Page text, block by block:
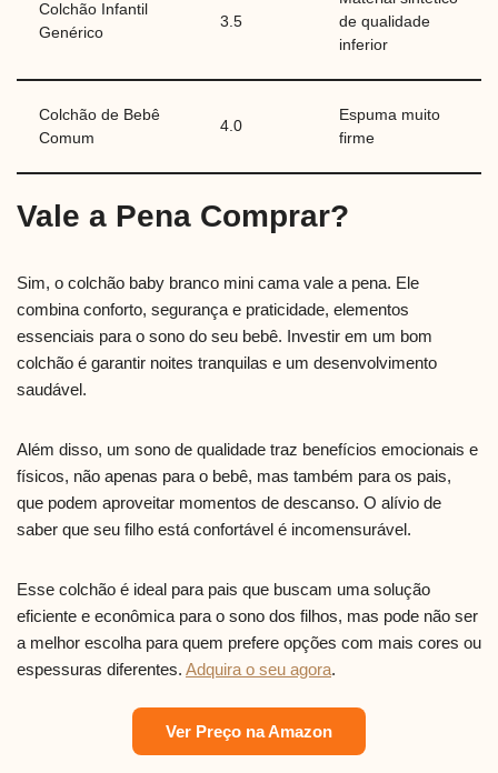
Colchão Infantil
Genérico
3.5
de qualidade
inferior
Colchão de Bebê
Comum
4.0
Espuma muito
firme
Vale a Pena Comprar?
Sim, o colchão baby branco mini cama vale a pena. Ele
combina conforto, segurança e praticidade, elementos
essenciais para o sono do seu bebê. Investir em um bom
colchão é garantir noites tranquilas e um desenvolvimento
saudável.
Além disso, um sono de qualidade traz benefícios emocionais e
físicos, não apenas para o bebê, mas também para os pais,
que podem aproveitar momentos de descanso. O alívio de
saber que seu filho está confortável é incomensurável.
Esse colchão é ideal para pais que buscam uma solução
eficiente e econômica para o sono dos filhos, mas pode não ser
a melhor escolha para quem prefere opções com mais cores ou
espessuras diferentes. Adquira o seu agora.
Ver Preço na Amazon